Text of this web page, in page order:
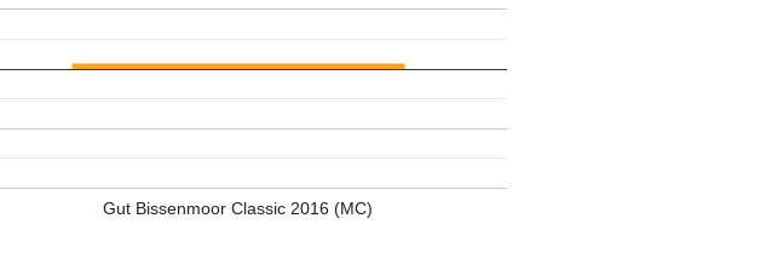
Gut Bissenmoor Classic 2016 (MC)